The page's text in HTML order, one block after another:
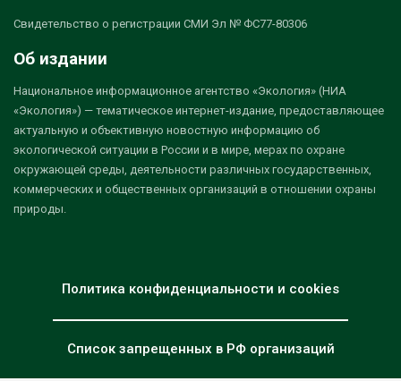
Свидетельство о регистрации СМИ Эл № ФС77-80306
Об издании
Национальное информационное агентство «Экология» (НИА
«Экология») — тематическое интернет-издание, предоставляющее
актуальную и объективную новостную информацию об
экологической ситуации в России и в мире, мерах по охране
окружающей среды, деятельности различных государственных,
коммерческих и общественных организаций в отношении охраны
природы.
Политика конфиденциальности и cookies
Список запрещенных в РФ организаций